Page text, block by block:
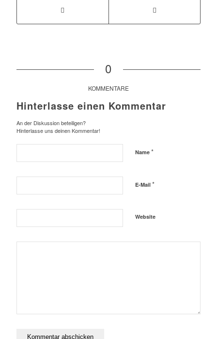
0
KOMMENTARE
Hinterlasse einen Kommentar
An der Diskussion beteiligen?
Hinterlasse uns deinen Kommentar!
Name *
E-Mail *
Website